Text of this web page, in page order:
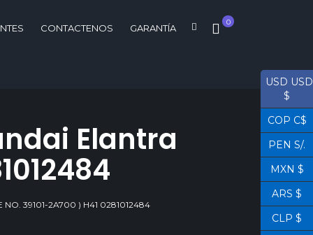
0
CONTACTENOS GARANTÍA
Elantra
39101-2A700 ) H41 0281012484
USD USD
$
COP C$
PEN S/.
MXN $
ARS $
CLP $